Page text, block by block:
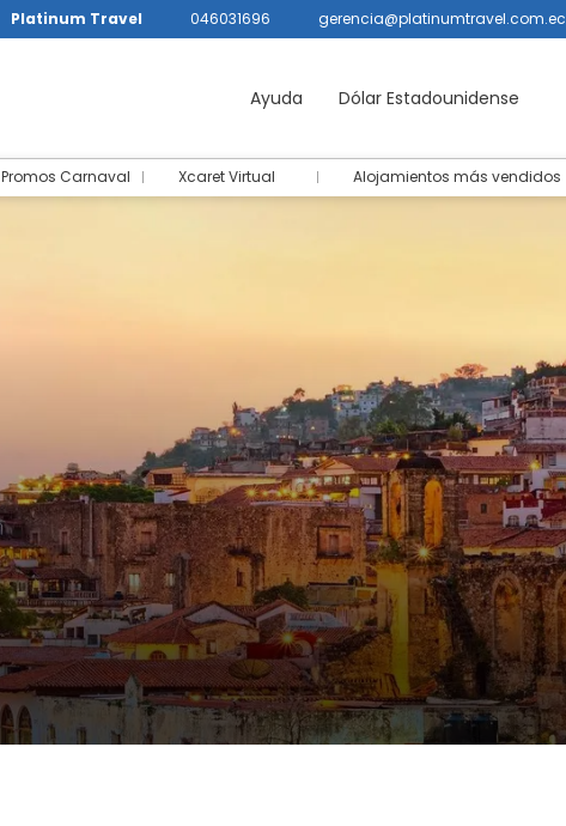
Platinum Travel 046031696 gerencia@platinumtravel.com.ec
Ayuda Dólar Estadounidense
Promos Carnaval Xcaret Virtual Alojamientos más vendidos